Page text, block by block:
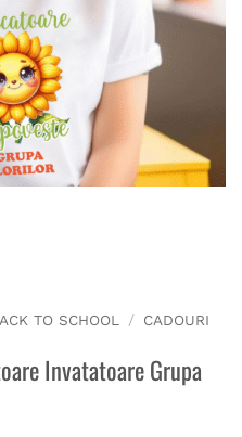
TO SCHOOL / CADOURI
Invatatoare Grupa